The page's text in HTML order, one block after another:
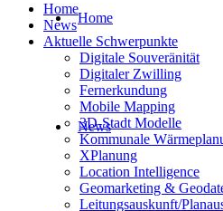
Home
News
Home
News
Aktuelle Schwerpunkte
Digitale Souveränität
Digitaler Zwilling
Fernerkundung
Mobile Mapping
3D-Stadt Modelle
Kommunale
XPlanung
Location Intelligence
Geomarketing &
Leitungsauskunft/